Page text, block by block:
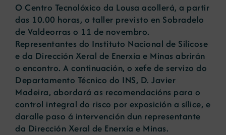
O Centro Tecnolóxico da Lousa acollerá, a partir
das 10.00 horas, o taller previsto en Sobradelo
de Valdeorras o 11 de novembro.
Representantes do Instituto Nacional de Silicose
e da Dirección Xeral de Enerxía e Minas abrirán
o encontro. A continuación, o xefe de servizo do
Departamento Técnico do INS, D. Javier
Madeira, abordará as recomendacións para o
control integral do risco por exposición a sílice, e
daralle paso á intervención dun representante
da Dirección Xeral de Enerxía e Minas.